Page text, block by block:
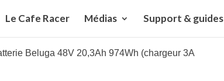
Le Cafe Racer Médias Support & guides
Beluga 48V 20,3Ah 974Wh (chargeur 3A